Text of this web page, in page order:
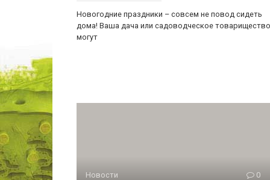
Новогодние праздники – совсем не повод сидеть
дома! Ваша дача или садоводческое товарищество
могут
Новости 0